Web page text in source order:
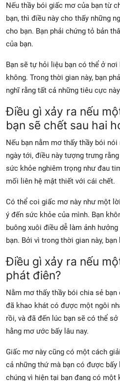
Nếu thầy bói giấc mơ của bạn từ
bạn, thì điều này cho thấy những
cho bạn. Bạn phải chứng tỏ bản
của bạn.
Bạn sẽ tự hỏi liệu bạn có thể ở nơi
không. Trong thời gian này, bạn
nghĩ rằng tất cả những tiêu cực
Điều gì xảy ra nếu
bạn sẽ chết sau hai
Nếu bạn nằm mơ thấy thầy bói
ngày tới, điều này tượng trưng
sức khỏe nghiêm trọng như đau
mối liên hệ mật thiết với cái chết.
Có thể coi giấc mơ này như một
ý đến sức khỏe của mình. Bạn
buông xuôi điều dễ làm ảnh
bạn. Bởi vì trong thời gian này,
Điều gì xảy ra nếu
phát điên?
Nằm mơ thấy thầy bói chia sẻ
đã khao khát có được một ngôi
rồi, và đã đến lúc bạn sẽ có thể
hằng mơ ước bấy lâu nay.
Giấc mơ này cũng có một cách
cả những thứ mà bạn có được bấy
chúng vì hiện tại bạn đang có một